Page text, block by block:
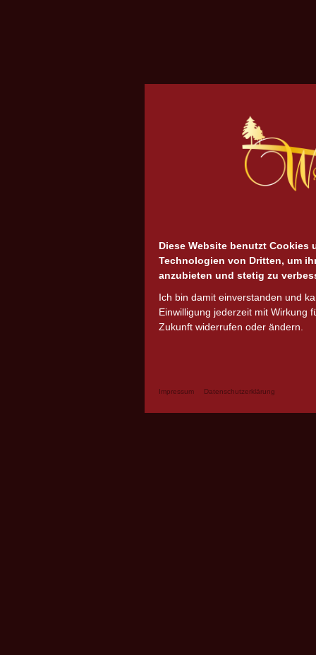
Diese Website benutzt Cookies
Technologien von Dritten, um
anzubieten und stetig zu
Ich bin damit einverstanden und
Einwilligung jederzeit mit Wirkung
Zukunft widerrufen oder ändern.
Impressum Datenschutzerklärung